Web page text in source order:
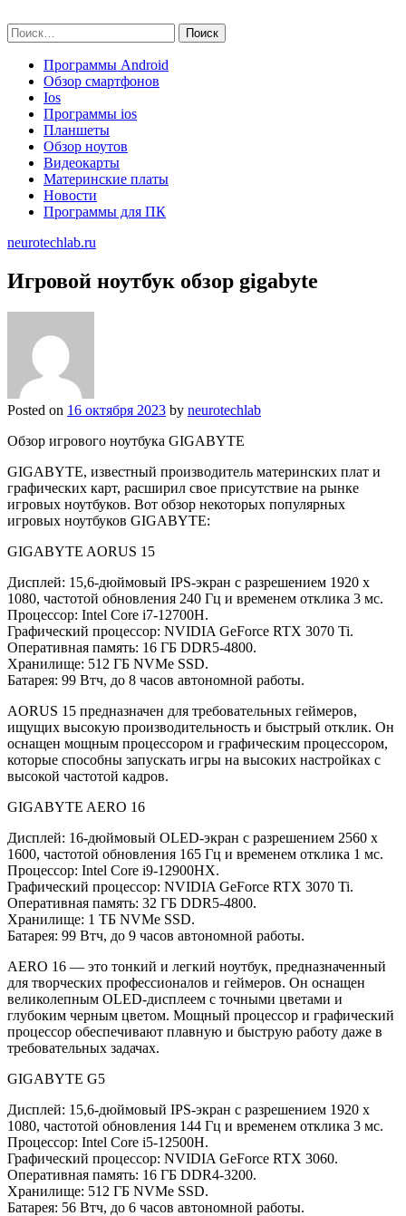
to
content
Найти:
Программы Android
Обзор смартфонов
Ios
Программы ios
Планшеты
Обзор ноутов
Видеокарты
Материнские платы
Новости
Программы для ПК
neurotechlab.ru
Игровой ноутбук обзор gigabyte
Posted on 16 октября 2023 by neurotechlab
Обзор игрового ноутбука GIGABYTE
GIGABYTE, известный производитель материнских плат и
графических карт, расширил свое присутствие на рынке
игровых ноутбуков. Вот обзор некоторых популярных
игровых ноутбуков GIGABYTE:
GIGABYTE AORUS 15
Дисплей: 15,6-дюймовый IPS-экран с разрешением 1920 x
1080, частотой обновления 240 Гц и временем отклика 3 мс.
Процессор: Intel Core i7-12700H.
Графический процессор: NVIDIA GeForce RTX 3070 Ti.
Оперативная память: 16 ГБ DDR5-4800.
Хранилище: 512 ГБ NVMe SSD.
Батарея: 99 Втч, до 8 часов автономной работы.
AORUS 15 предназначен для требовательных геймеров,
ищущих высокую производительность и быстрый отклик. Он
оснащен мощным процессором и графическим процессором,
которые способны запускать игры на высоких настройках с
высокой частотой кадров.
GIGABYTE AERO 16
Дисплей: 16-дюймовый OLED-экран с разрешением 2560 x
1600, частотой обновления 165 Гц и временем отклика 1 мс.
Процессор: Intel Core i9-12900HX.
Графический процессор: NVIDIA GeForce RTX 3070 Ti.
Оперативная память: 32 ГБ DDR5-4800.
Хранилище: 1 ТБ NVMe SSD.
Батарея: 99 Втч, до 9 часов автономной работы.
AERO 16 — это тонкий и легкий ноутбук, предназначенный
для творческих профессионалов и геймеров. Он оснащен
великолепным OLED-дисплеем с точными цветами и
глубоким черным цветом. Мощный процессор и графический
процессор обеспечивают плавную и быструю работу даже в
требовательных задачах.
GIGABYTE G5
Дисплей: 15,6-дюймовый IPS-экран с разрешением 1920 x
1080, частотой обновления 144 Гц и временем отклика 3 мс.
Процессор: Intel Core i5-12500H.
Графический процессор: NVIDIA GeForce RTX 3060.
Оперативная память: 16 ГБ DDR4-3200.
Хранилище: 512 ГБ NVMe SSD.
Батарея: 56 Втч, до 6 часов автономной работы.